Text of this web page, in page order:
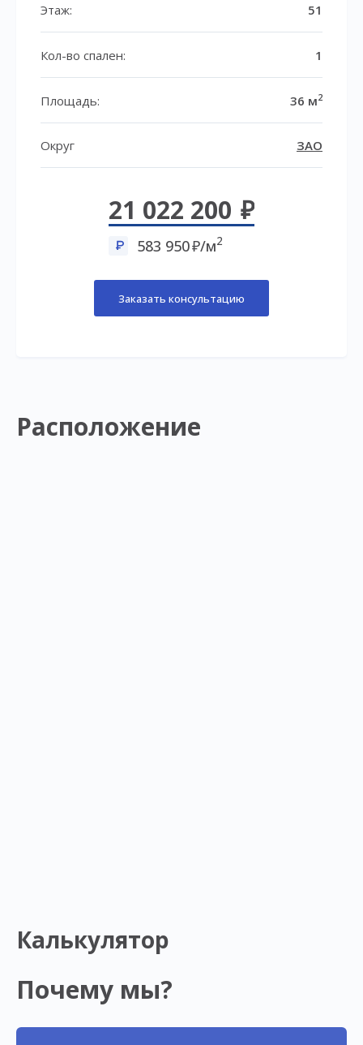
Этаж: 51
Кол-во спален: 1
Площадь: 36 м2
Округ ЗАО
21 022 200
583 950 /м2
Заказать консультацию
Расположение
Калькулятор
Почему мы?